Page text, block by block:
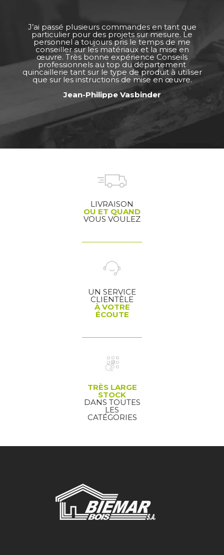
J’ai passé plusieurs commandes en tant que
particulier pour des projets sur mesure. Le
personnel a toujours pris le temps de me
conseiller sur les matériaux et la mise en
œuvre. Très bonne expérience Conseils
professionnels au top du département
quincaillerie tant sur le type de produit à utiliser
que sur les instructions de mise en œuvre.
Jean-Philippe Vasbinder
LIVRAISON
OU ET QUAND
VOUS VOULEZ
UN SERVICE
CLIENTÈLE
À VOTRE
ÉCOUTE
TRÈS LARGE
STOCK
DANS TOUTES
LES
CATÉGORIES